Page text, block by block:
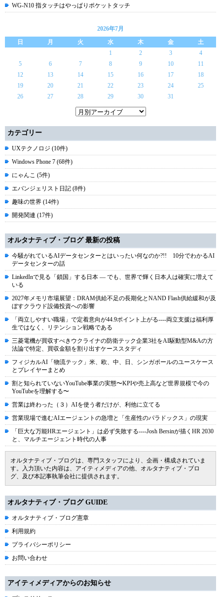
WG-N10 指タッチはやっぱりポケットタッチ
2026年7月
日
月 火 水 木 金
土
1
2 3
4
5
6 7 8 9 10
11
12
13 14 15 16 17
18
19
20 21 22 23 24
25
26
27 28 29 30 31
カテゴリー
UXテクノロジ (10件)
Windows Phone 7 (68件)
にゃんこ (5件)
エバンジェリスト日記 (8件)
趣味の世界 (14件)
開発関連 (17件)
オルタナティブ・ブログ 最新の投稿
今騒がれているAIデータセンターとはいったい何なのか?!! 10分でわかるAI
データセンターの話
LinkedInで見る「鎖国」する日本 ― でも、世界で輝く日本人は確実に増えて
いる
2027年メモリ市場展望：DRAM供給不足の長期化とNAND Flash供給緩和が及
ぼすクラウド設備投資への影響
「両立しやすい職場」で定着意向が44.9ポイント上がる----両立支援は福利厚
生ではなく、リテンション戦略である
三菱電機が買収すべきウクライナの防衛テック企業3社をAI駆動型M&Aの方
法論で特定、買収金額を割り出すケーススタディ
フィジカルAI「物流テック」米、欧、中、日、シンガポールのユースケース
とプレイヤーまとめ
割と知られていないYouTube事業の実態〜KPIや売上高など世界規模で今の
YouTubeを理解する〜
営業は終わった（３）AIを使う者だけが、利他に立てる
営業現場で進むAIエージェントの急増と「生産性のパラドックス」の現実
「巨大な万能HRエージェント」は必ず失敗する----Josh Bersinが描くHR 2030
と、マルチエージェント時代の人事
オルタナティブ・ブログは、専門スタッフにより、企画・構成されていま
す。入力頂いた内容は、アイティメディアの他、オルタナティブ・ブロ
グ、及び本記事執筆会社に提供されます。
オルタナティブ・ブログ GUIDE
オルタナティブ・ブログ憲章
利用規約
プライバシーポリシー
お問い合わせ
アイティメディアからのお知らせ